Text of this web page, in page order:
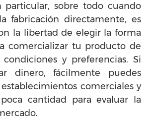
particular, sobre todo cuando
fabricación directamente, es
la libertad de elegir la forma
comercializar tu producto de
y preferencias. Si
dinero, fácilmente puedes
comerciales y
cantidad para evaluar la